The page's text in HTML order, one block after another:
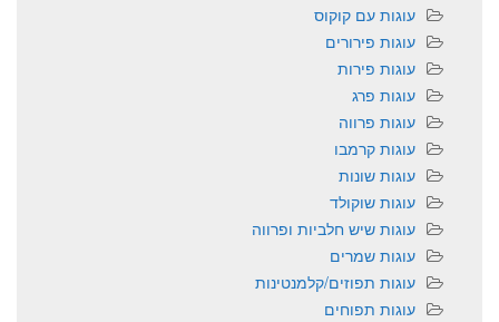
עוגות עם קוקוס
עוגות פירורים
עוגות פירות
עוגות פרג
עוגות פרווה
עוגות קרמבו
עוגות שונות
עוגות שוקולד
עוגות שיש חלביות ופרווה
עוגות שמרים
עוגות תפוזים/קלמנטינות
עוגות תפוחים